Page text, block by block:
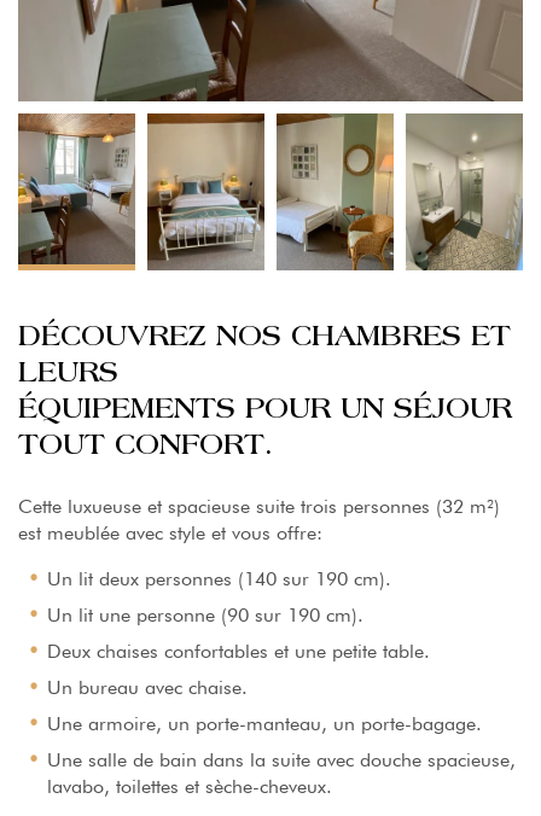
DÉCOUVREZ NOS CHAMBRES ET
LEURS
ÉQUIPEMENTS POUR UN SÉJOUR
TOUT CONFORT.
Cette luxueuse et spacieuse suite trois personnes (32 m²)
est meublée avec style et vous offre:
Un lit deux personnes (140 sur 190 cm).
Un lit une personne (90 sur 190 cm).
Deux chaises confortables et une petite table.
Un bureau avec chaise.
Une armoire, un porte-manteau, un porte-bagage.
Une salle de bain dans la suite avec douche spacieuse,
lavabo, toilettes et sèche-cheveux.